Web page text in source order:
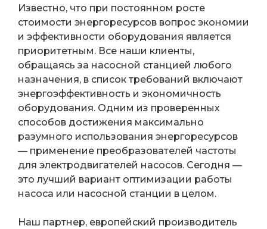
Известно, что при постоянном росте
стоимости энергоресурсов вопрос экономии
и эффективности оборудования является
приоритетным. Все наши клиенты,
обращаясь за насосной станцией любого
назначения, в список требований включают
энергоэффективность и экономичность
оборудования. Одним из проверенных
способов достижения максимально
разумного использования энергоресурсов
— применение преобразователей частоты
для электродвигателей насосов. Сегодня —
это лучший вариант оптимизации работы
насоса или насосной станции в целом.
Наш партнер, европейский производитель